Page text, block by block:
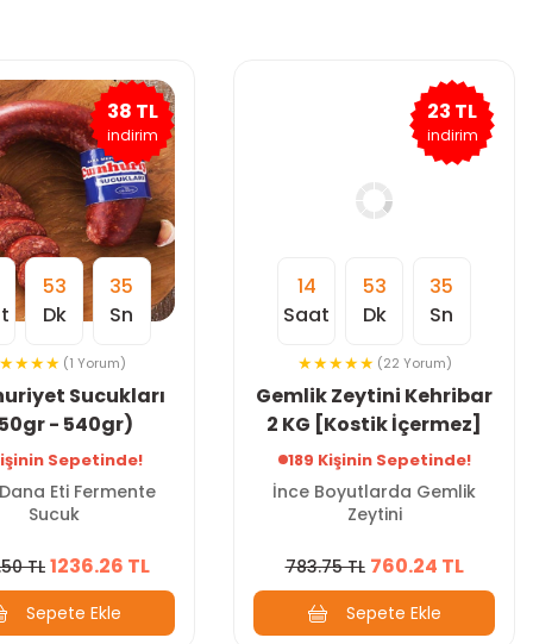
38 TL
indirim
53
Dk
34
Sn
(1 Yorum)
Sucukları
- 540gr)
Sepetinde!
Eti Fermente
Sucuk
TL 1236.26 TL
Sepete Ekle
23 TL
indirim
14
Saat
53
Dk
34
Sn
(22 Yorum)
Gemlik Zeytini Kehribar
2 KG [Kostik İçermez]
189 Kişinin Sepetinde!
İnce Boyutlarda Gemlik
Zeytini
783.75 TL 760.24 TL
Sepete Ekle